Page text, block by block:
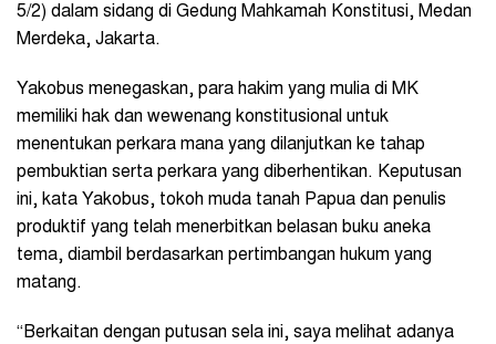
5/2) dalam sidang di Gedung Mahkamah Konstitusi, Medan
Merdeka, Jakarta.
Yakobus menegaskan, para hakim yang mulia di MK
memiliki hak dan wewenang konstitusional untuk
menentukan perkara mana yang dilanjutkan ke tahap
pembuktian serta perkara yang diberhentikan. Keputusan
ini, kata Yakobus, tokoh muda tanah Papua dan penulis
produktif yang telah menerbitkan belasan buku aneka
tema, diambil berdasarkan pertimbangan hukum yang
matang.
“Berkaitan dengan putusan sela ini, saya melihat adanya